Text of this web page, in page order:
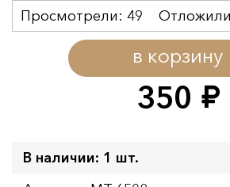
350 руб.
в корзину
Просмотрели: 49
В наличии: 1 шт.